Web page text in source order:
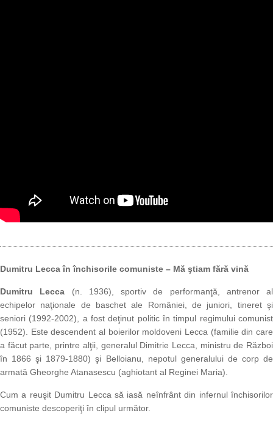
Dumitru Lecca în închisorile comuniste – Mă ştiam fără vină
Dumitru Lecca (n. 1936), sportiv de performanţă, antrenor al
echipelor naţionale de baschet ale României, de juniori, tineret şi
seniori (1992-2002), a fost deţinut politic în timpul regimului comunist
(1952). Este descendent al boierilor moldoveni Lecca (familie din care
a făcut parte, printre alţii, generalul Dimitrie Lecca, ministru de Război
în 1866 şi 1879-1880) şi Belloianu, nepotul generalului de corp de
armată Gheorghe Atanasescu (aghiotant al Reginei Maria).
Cum a reuşit Dumitru Lecca să iasă neînfrânt din infernul închisorilor
comuniste descoperiţi în clipul următor.